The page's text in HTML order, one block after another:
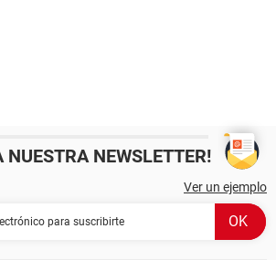
NUESTRA NEWSLETTER!
Ver un ejemplo